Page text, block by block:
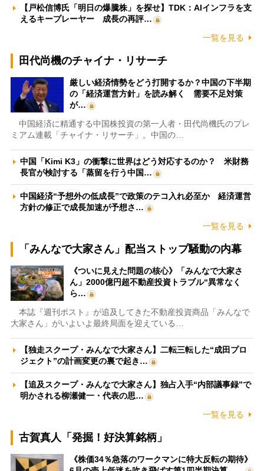
【戸松信博氏「明日の爆騰株」を探せ】TDK：AIインフラを支
えるキープレーヤー 成長の再評…
一覧を見る
田代尚機のチャイナ・リサーチ
厳しい経済情勢をどう打開するか？中国の下半期
の「経済運営方針」を読み解く 需要不足対策
が…
中国経済に精通する中国株投資の第一人者・田代尚機氏のプレ
ミアム連載「チャイナ・リサーチ」。中国の…
中国「Kimi K3」の衝撃に世界はどう対応するのか？ 米財務
長官が検討する「蒸留を行う中国…
中国経済“予想外の低成長”で政策のテコ入れ必至か 経済運営
方針の修正で成長加速が予想さ…
一覧を見る
「みんなで大家さん」配当ストップ騒動の内幕
《ついに見えた問題の核心》「みんなで大家さ
ん」2000億円超不動産投資トラブル“異常なく
ら…
本誌『週刊ポスト』が追及してきた不動産投資商品「みんなで
大家さん」がいよいよ最終局面を迎えている…
【独走スクープ・みんなで大家さん】二転三転した“成田プロ
ジェクト”の計画変更の裏で起き…
【追及スクープ・みんなで大家さん】独占入手“内部議事録”で
明かされる柳瀬健一・代表の思…
一覧を見る
古賀真人「発掘！好決算銘柄」
《株価34％急落のワークマンに特大反転の期待》